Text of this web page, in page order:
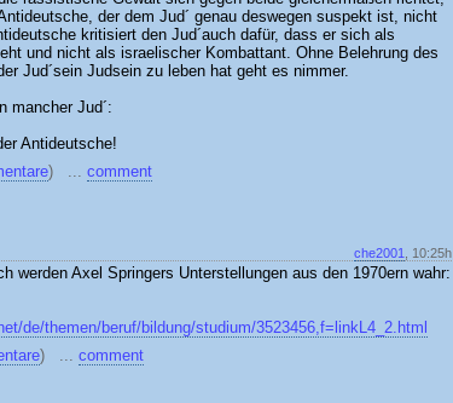
der dem Jud´ genau deswegen suspekt ist, nicht
kritisiert den Jud´auch dafür, dass er sich als
und nicht als israelischer Kombattant. Ohne Belehrung des
Jud´sein Judsein zu leben hat geht es nimmer.
mancher Jud´:
Antideutsche!
) ... comment
che2001 , 10:25h
werden Axel Springers Unterstellungen aus den 1970ern wahr:
de/themen/beruf/bildung/studium/3523456,f=linkL4_2.html
) ... comment